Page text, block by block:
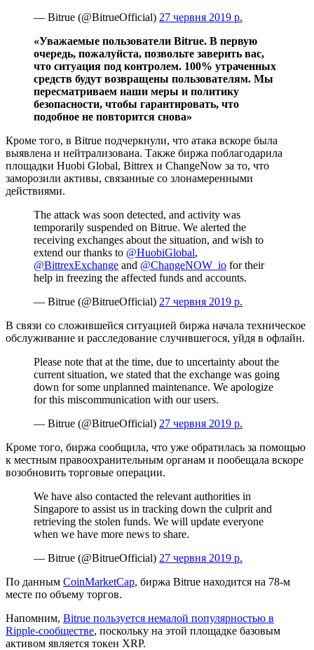
— Bitrue (@BitrueOfficial) 27 червня 2019 р.
«Уважаемые пользователи Bitrue. В первую
очередь, пожалуйста, позвольте заверить вас,
что ситуация под контролем. 100% утраченных
средств будут возвращены пользователям. Мы
пересматриваем наши меры и политику
безопасности, чтобы гарантировать, что
подобное не повторится снова»
Кроме того, в Bitrue подчеркнули, что атака вскоре была
выявлена и нейтрализована. Также биржа поблагодарила
площадки Huobi Global, Bittrex и ChangeNow за то, что
заморозили активы, связанные со злонамеренными
действиями.
The attack was soon detected, and activity was
temporarily suspended on Bitrue. We alerted the
receiving exchanges about the situation, and wish to
extend our thanks to @HuobiGlobal,
@BittrexExchange and @ChangeNOW_io for their
help in freezing the affected funds and accounts.
— Bitrue (@BitrueOfficial) 27 червня 2019 р.
В связи со сложившейся ситуацией биржа начала техническое
обслуживание и расследование случившегося, уйдя в офлайн.
Please note that at the time, due to uncertainty about the
current situation, we stated that the exchange was going
down for some unplanned maintenance. We apologize
for this miscommunication with our users.
— Bitrue (@BitrueOfficial) 27 червня 2019 р.
Кроме того, биржа сообщила, что уже обратилась за помощью
к местным правоохранительным органам и пообещала вскоре
возобновить торговые операции.
We have also contacted the relevant authorities in
Singapore to assist us in tracking down the culprit and
retrieving the stolen funds. We will update everyone
when we have more news to share.
— Bitrue (@BitrueOfficial) 27 червня 2019 р.
По данным CoinMarketCap, биржа Bitrue находится на 78-м
месте по объему торгов.
Напомним, Bitrue пользуется немалой популярностью в
Ripple-сообществе, поскольку на этой площадке базовым
активом является токен XRP.